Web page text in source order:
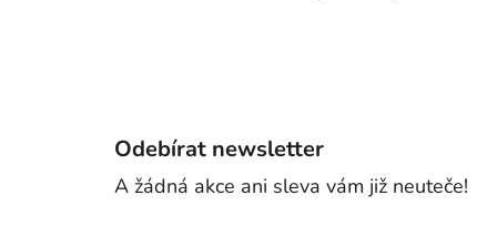
Odebírat newsletter